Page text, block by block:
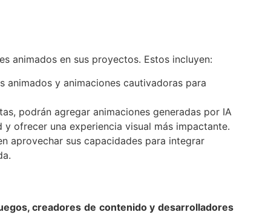
animados en sus proyectos. Estos incluyen:
y animaciones cautivadoras para
podrán agregar animaciones generadas por IA
ofrecer una experiencia visual más impactante.
aprovechar sus capacidades para integrar
creadores de contenido y desarrolladores